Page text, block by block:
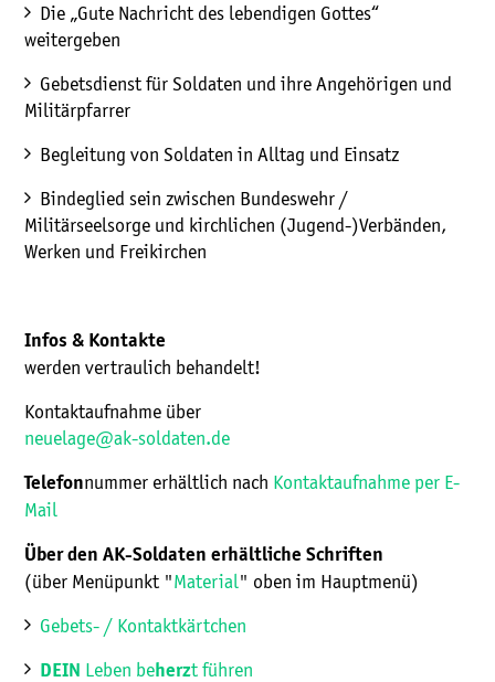
Die „Gute Nachricht des lebendigen Gottes“
weitergeben
Gebetsdienst für Soldaten und ihre Angehörigen und
Militärpfarrer
Begleitung von Soldaten in Alltag und Einsatz
Bindeglied sein zwischen Bundeswehr /
Militärseelsorge und kirchlichen (Jugend-)Verbänden,
Werken und Freikirchen
Infos & Kontakte
werden vertraulich behandelt!
Kontaktaufnahme über
neuelage@ak-soldaten.de
Telefonnummer erhältlich nach Kontaktaufnahme per E-
Mail
Über den AK-Soldaten erhältliche Schriften
(über Menüpunkt "Material" oben im Hauptmenü)
Gebets- / Kontaktkärtchen
DEIN Leben beherzt führen